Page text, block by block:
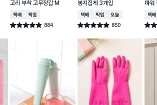
고리 부착 고무장갑 M
택배배송매장픽업
별점 4.9점 884
건 작성
봉지집게 3개입
택배배송매장픽업오늘배송
별점 4.9점 850
건 작성
파워
택배
별점